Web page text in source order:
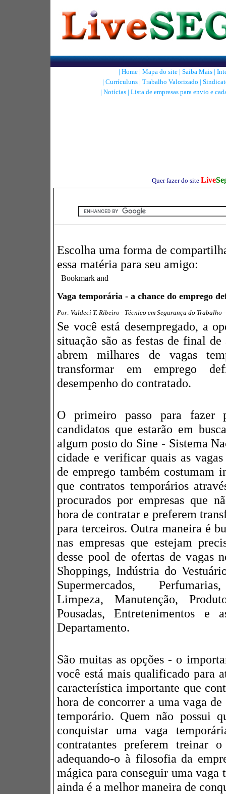
| Home| Mapa do site| Saiba Mais|
| Currículuns| Trabalho Valorizado |
| Notícias | Lista de empresas para envio e
Quer fazer do site Live
Escolha uma forma de
essa matéria para seu amigo:
Vaga temporária - a chance do emprego
Por: Valdeci T. Ribeiro - Técnico em Segurança do Trabalho
Se você está desempregado, a
situação são as festas de final
abrem milhares de vagas
transformar em emprego
desempenho do contratado.
O primeiro passo para fazer
candidatos que estarão em
algum posto do Sine - Sistema
cidade e verificar quais as
de emprego também costumam
que contratos temporários
procurados por empresas que
hora de contratar e preferem
para terceiros. Outra maneira é
nas empresas que estejam
desse pool de ofertas de vagas
Shoppings, Indústria do
Supermercados,
Limpeza, Manutenção,
Pousadas, Entretenimentos e
Departamento.
São muitas as opções - o
você está mais qualificado para
característica importante que
hora de concorrer a uma vaga
temporário. Quem não possui
conquistar uma vaga
contratantes preferem treinar
adequando-o à filosofia da
mágica para conseguir uma vaga
ainda é a melhor maneira de